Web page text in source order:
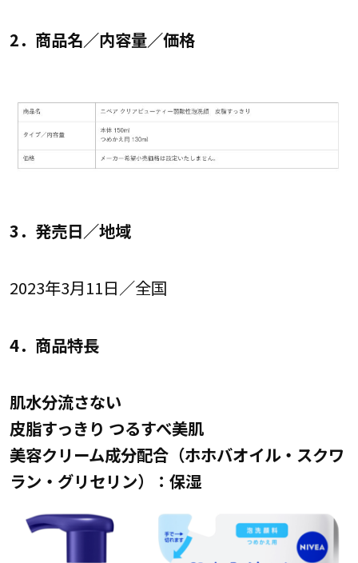
2．商品名／内容量／価格
3．発売日／地域
2023年3月11日／全国
4．商品特長
肌水分流さない
皮脂すっきり つるすべ美肌
美容クリーム成分配合（ホホバオイル・スクワ
ラン・グリセリン）：保湿